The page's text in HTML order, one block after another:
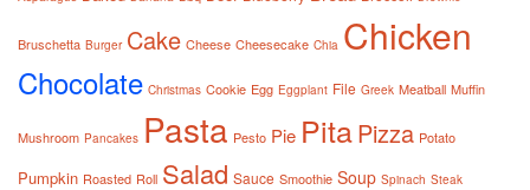
Bruschetta Burger Cake Cheese Cheesecake Chia Chicken
Chocolate Christmas Cookie Egg Eggplant File Greek Meatball Muffin
Mushroom Pancakes Pasta Pesto Pie PitaPizza Potato
Pumpkin Roasted Roll Salad Sauce Smoothie Soup Spinach Steak